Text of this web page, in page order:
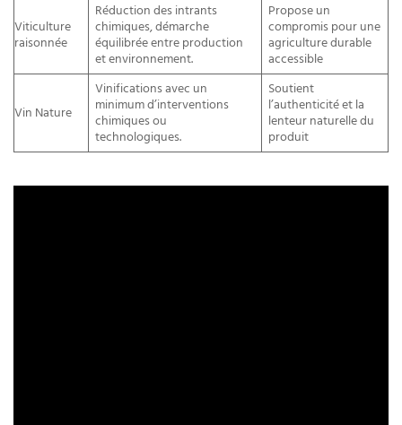
Viticulture
raisonnée
Réduction des intrants
chimiques, démarche
équilibrée entre production
et environnement.
Propose un
compromis pour une
agriculture durable
accessible
Vin Nature
Vinifications avec un
minimum d’interventions
chimiques ou
technologiques.
Soutient
l’authenticité et la
lenteur naturelle du
produit